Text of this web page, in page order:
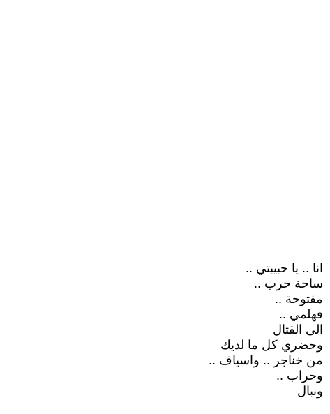
انا .. يا حبيبتي ..
ساحة حرب ..
مفتوحة ..
فهلمي ..
الى القتال
وحضري كل ما لديك
من خناجر .. واسياف ..
وحراب ..
ونبال